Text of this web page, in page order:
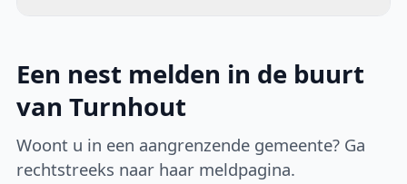
Een nest melden in de buurt
van Turnhout
Woont u in een aangrenzende gemeente? Ga
rechtstreeks naar haar meldpagina.